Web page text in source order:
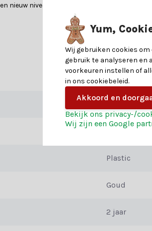
nieuw niveau te tillen? De Kerstbal
alle belangrijke informatie over de
wat met kerst te maken heeft. Of je nu op
kerst te transformeren. Heb je hulp
Plastic
Goud
2 jaar
Yum,
Wij gebruiken cookies
gebruik te analyseren en
voorkeuren instellen of
in ons cookiebeleid.
Akkoord en
Bekijk ons privacy-/
Wij zijn een Google